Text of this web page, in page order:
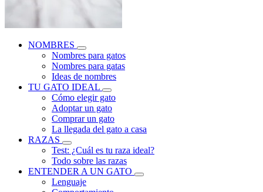
NOMBRES
Nombres para gatos
Nombres para gatas
Ideas de nombres
TU GATO IDEAL
Cómo elegir gato
Adoptar un gato
Comprar un gato
La llegada del gato a casa
RAZAS
Test: ¿Cuál es tu raza ideal?
Todo sobre las razas
ENTENDER A UN GATO
Lenguaje